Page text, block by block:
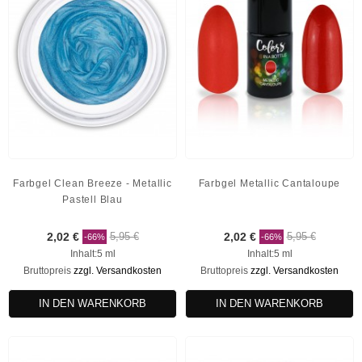
Farbgel Clean Breeze - Metallic
Pastell Blau
2,02 € -66% 5,95 €
Inhalt:5 ml
Bruttopreis zzgl. Versandkosten
IN DEN WARENKORB
Farbgel Metallic Cantaloupe
2,02 € -66% 5,95 €
Inhalt:5 ml
Bruttopreis zzgl. Versandkosten
IN DEN WARENKORB